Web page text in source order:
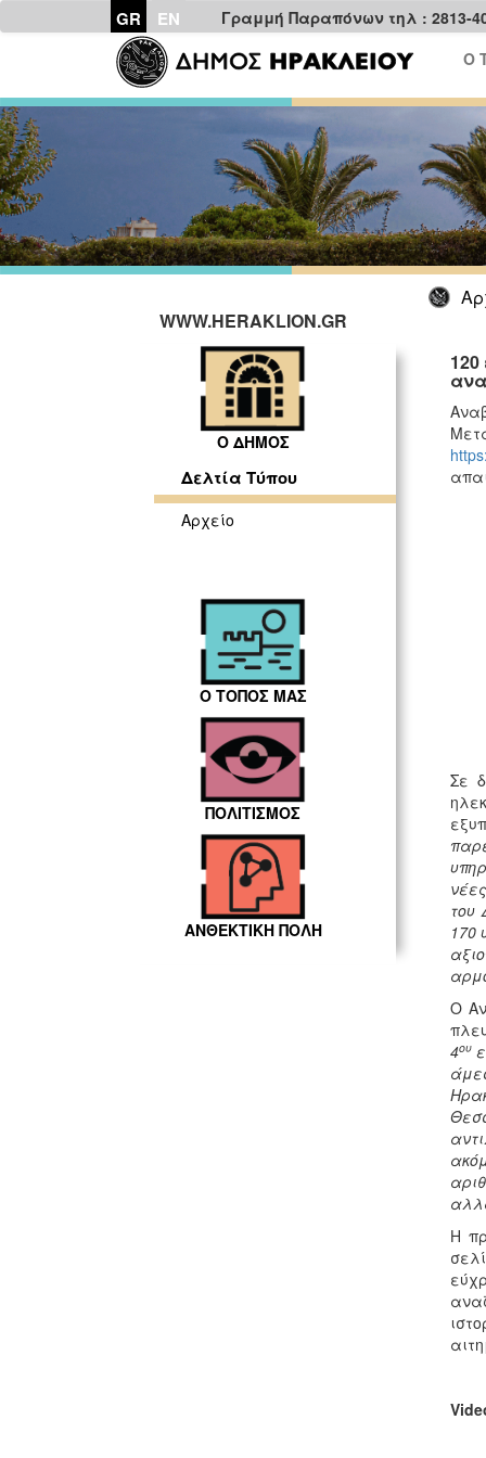
GR EN
Γραμμή Παραπόνων τηλ : 2813-
Ο
WWW.HERAKLION.GR
Ο ΔΗΜΟΣ
Δελτία Τύπου
Αρχείο
Ο ΤΟΠΟΣ ΜΑΣ
ΠΟΛΙΤΙΣΜΟΣ
ΑΝΘΕΚΤΙΚΗ ΠΟΛΗ
Σε
του
170
Ο
4ου
Η